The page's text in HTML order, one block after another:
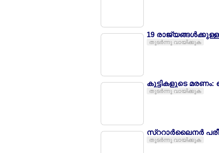
19
തുടര്‍ന്നു വായിക്കുക
കുട്ടികളുടെ
തുടര്‍ന്നു വായിക്കുക
സ്ററാര്‍ലൈനര്‍
തുടര്‍ന്നു വായിക്കുക